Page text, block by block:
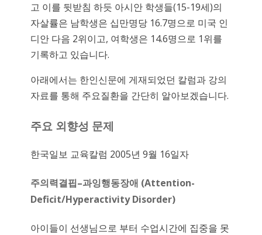
고 이를 뒷받침 하듯 아시안 학생들(15-19세)의
자살률은 남학생은 십만명당 16.7명으로 미국 인
디안 다음 2위이고, 여학생은 14.6명으로 1위를
기록하고 있습니다.
아래에서는 한인신문에 게재되었던 칼럼과 강의
자료를 통해 주요질환을 간단히 알아보겠습니다.
주요 외향성 문제
한국일보 교육칼럼 2005년 9월 16일자
주의력결핍–과잉행동장애 (Attention-
Deficit/Hyperactivity Disorder)
아이들이 선생님으로 부터 수업시간에 집중을 못